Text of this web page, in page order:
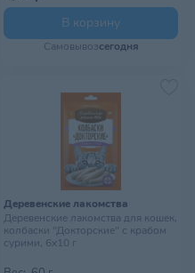
В корзину
Самовывозсегодня
Деревенские лакомства
Деревенские лакомства для кошек,
колбаски "Докторские" с крабом
сурими, 6х10 г